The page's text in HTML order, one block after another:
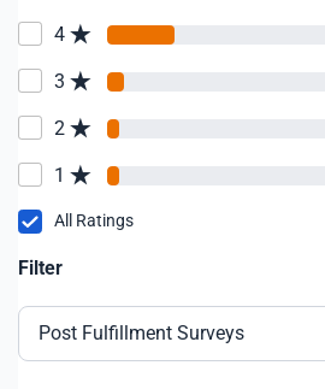
4
3
2
1
All Ratings
Filter
Post Fulfillment Surveys